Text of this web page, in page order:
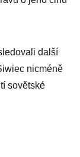
další
nicméně
sovětské